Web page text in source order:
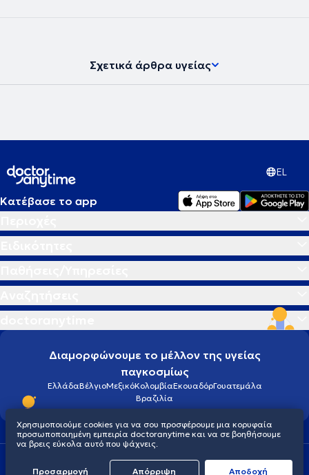
Σχετικά άρθρα υγείας
EL
Κατέβασε το app
Διαμορφώνουμε το μέλλον της υγείας
παγκοσμίως
ΕλλάδαΒέλγιοΜεξικόΚολομβίαΕκουαδόρΓουατεμάλα
Βραζιλία
Πολιτική προστασίας προσωπικού απορρήτου
© 2026 doctoranytime
Χρησιμοποιούμε cookies για να σου προσφέρουμε μια κορυφαία
προσωποποιημένη εμπειρία doctoranytime και να σε βοηθήσουμε
να βρεις εύκολα αυτό που ψάχνεις.
Προσαρμογή Απόρριψη Aποδοχή